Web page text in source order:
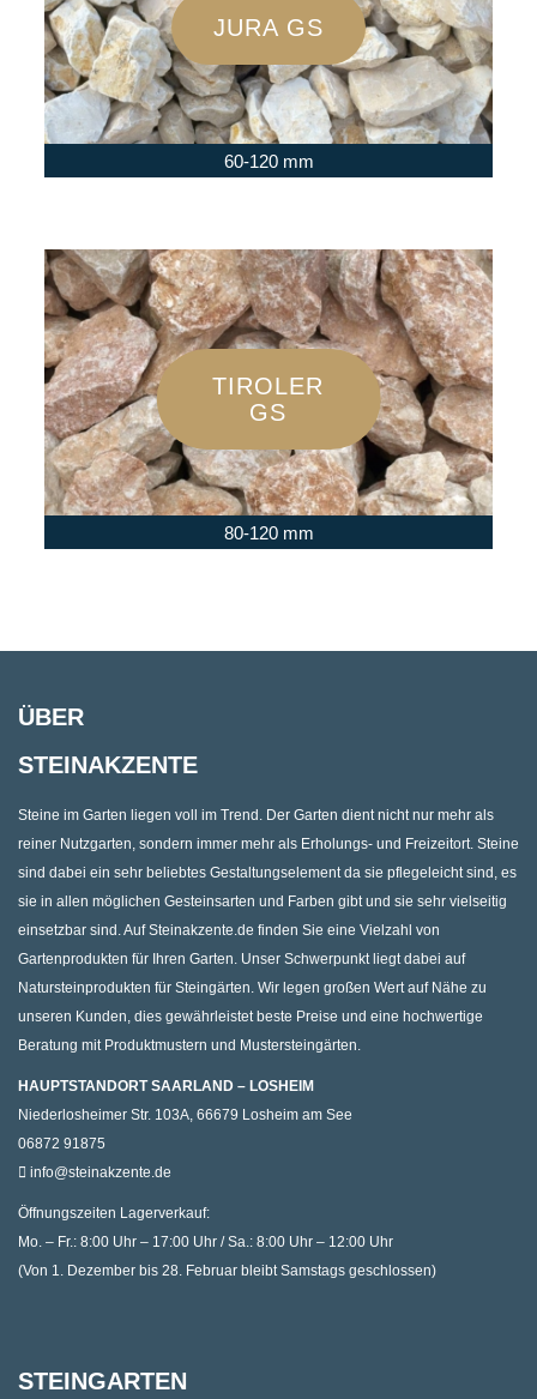
JURA GS
60-120 mm
TIROLER
GS
80-120 mm
ÜBER
STEINAKZENTE
Steine im Garten liegen voll im Trend. Der Garten dient nicht nur mehr als
reiner Nutzgarten, sondern immer mehr als Erholungs- und Freizeitort. Steine
sind dabei ein sehr beliebtes Gestaltungselement da sie pflegeleicht sind, es
sie in allen möglichen Gesteinsarten und Farben gibt und sie sehr vielseitig
einsetzbar sind. Auf Steinakzente.de finden Sie eine Vielzahl von
Gartenprodukten für Ihren Garten. Unser Schwerpunkt liegt dabei auf
Natursteinprodukten für Steingärten. Wir legen großen Wert auf Nähe zu
unseren Kunden, dies gewährleistet beste Preise und eine hochwertige
Beratung mit Produktmustern und Mustersteingärten.
HAUPTSTANDORT SAARLAND – LOSHEIM
Niederlosheimer Str. 103A, 66679 Losheim am See
06872 91875
info@steinakzente.de
Öffnungszeiten Lagerverkauf:
Mo. – Fr.: 8:00 Uhr – 17:00 Uhr / Sa.: 8:00 Uhr – 12:00 Uhr
(Von 1. Dezember bis 28. Februar bleibt Samstags geschlossen)
STEINGARTEN